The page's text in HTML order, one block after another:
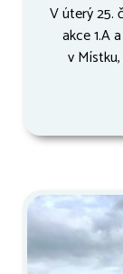
V úterý 25.
akce 1.A
v